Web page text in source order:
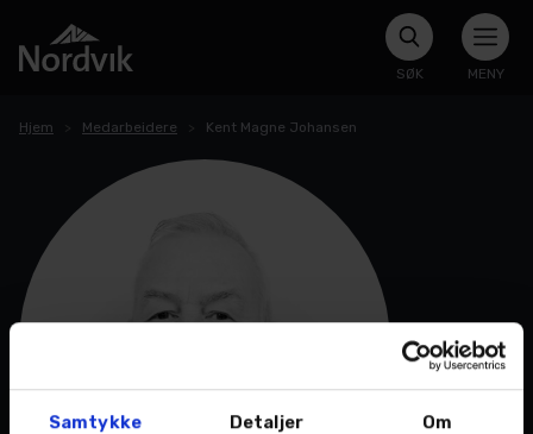
Samtykke Detaljer Om
SØK MENY
Hjem Medarbeidere Kent Magne Johansen